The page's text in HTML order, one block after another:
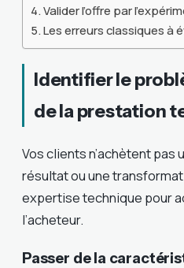
Valider l’offre par
Les erreurs classiques à
Identifier le
de la prestation
Vos clients n’achètent pas
résultat ou une
expertise technique pour
l’acheteur.
Passer de la